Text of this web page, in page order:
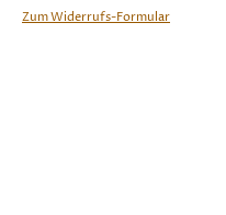
Zum Widerrufs-Formular